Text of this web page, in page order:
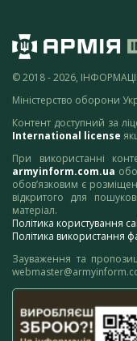
© 2018 - 2026,
Міністерство оборони
Контент доступний за
International license
При використанні
armyinform.com.ua
обов’язковим є
відкритого для
матеріал.
Політика користування
Політика використання
Зауваження та